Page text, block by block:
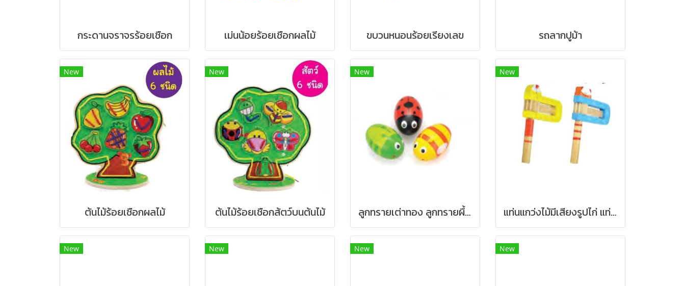
กระดานจราจรร้อยเชือก เม่นน้อยร้อยเชือกผลไม้ ขบวนหนอนร้อยเรียงเลข รถลากปูม้า
New
ต้นไม้ร้อยเชือกผลไม้
New
ต้นไม้ร้อยเชือกส้ตว์บนต้นไม้
New
ลูกทรายเต่าทอง ลูกทรายผึ้งน้อย ลูกทรายจักจั่น
New
แท่นแกว่งไม้มีเสียงรูปไก่ แท่นแกว่งไม้มีเสียงรูปแมว
New New New New